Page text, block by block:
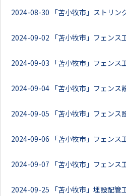
2024-08-30 「苫小牧市」ストリン
2024-09-02 「苫小牧市」フェンス
2024-09-03 「苫小牧市」フェンス
2024-09-04 「苫小牧市」フェンス
2024-09-05 「苫小牧市」フェンス
2024-09-06 「苫小牧市」フェンス
2024-09-07 「苫小牧市」フェンス
2024-09-25 「苫小牧市」埋設配管